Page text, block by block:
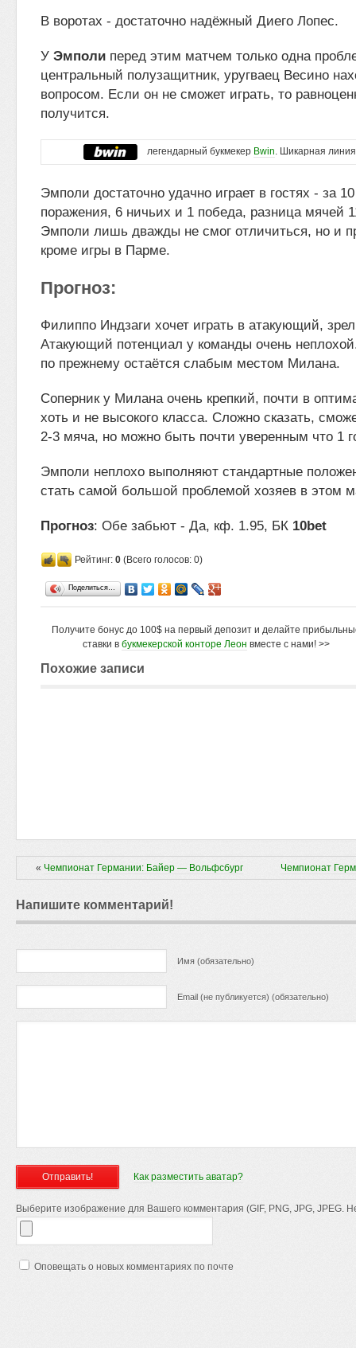
В воротах - достаточно надёжный Диего Лопес.
У Эмполи перед этим матчем только одна
центральный полузащитник, уругваец Весино
вопросом. Если он не сможет играть, то
получится.
легендарный букмекер Bwin. Шикарная
Эмполи достаточно удачно играет в гостях - за
поражения, 6 ничьих и 1 победа, разница мячей
Эмполи лишь дважды не смог отличиться, но и
кроме игры в Парме.
Прогноз:
Филиппо Индзаги хочет играть в атакующий,
Атакующий потенциал у команды очень
по прежнему остаётся слабым местом Милана.
Соперник у Милана очень крепкий, почти в
хоть и не высокого класса. Сложно сказать,
2-3 мяча, но можно быть почти уверенным что 1
Эмполи неплохо выполняют стандартные
стать самой большой проблемой хозяев в этом
Прогноз: Обе забьют - Да, кф. 1.95, БК 10bet
Рейтинг: 0 (Всего голосов: 0)
Поделиться…
Получите бонус до 100$ на первый депозит и делайте
ставки в букмекерской конторе Леон вместе с нами! >>
Похожие записи
« Чемпионат Германии: Байер — Вольфсбург Чемпионат
Напишите комментарий!
Имя (обязательно)
Email (не публикуется) (обязательно)
Как разместить аватар?
Выберите изображение для Вашего комментария (GIF, PNG, JPG, JPEG.
Оповещать о новых комментариях по почте